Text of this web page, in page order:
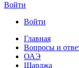
Войти
Войти
Главная
Вопросы и
ОАЭ
Шарджа